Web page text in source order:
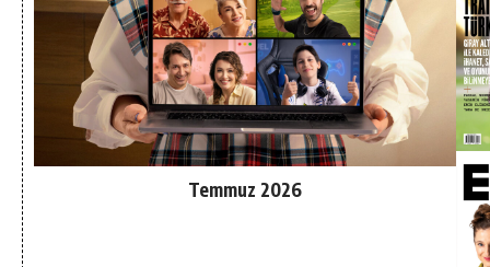
Temmuz 2026